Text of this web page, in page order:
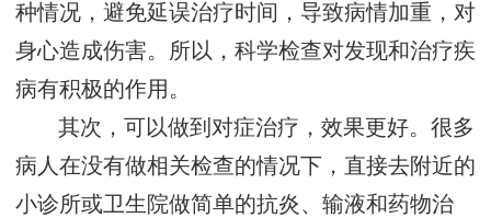
种情况，避免延误治疗时间，导致病情加重，对
身心造成伤害。所以，科学检查对发现和治疗疾
病有积极的作用。
其次，可以做到对症治疗，效果更好。很多
病人在没有做相关检查的情况下，直接去附近的
小诊所或卫生院做简单的抗炎、输液和药物治